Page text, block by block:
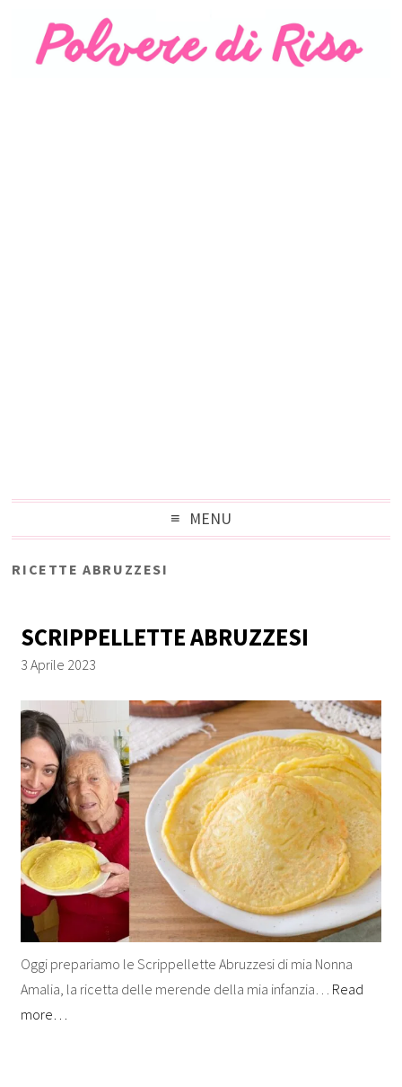
MENU
RICETTE ABRUZZESI
SCRIPPELLETTE ABRUZZESI
3 Aprile 2023
Oggi prepariamo le Scrippellette Abruzzesi di mia Nonna
Amalia, la ricetta delle merende della mia infanzia… Read
more…